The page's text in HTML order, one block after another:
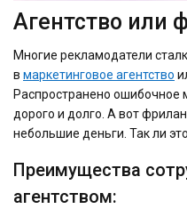
Агентство или
Многие рекламодатели
в маркетинговое агентство
Распространено ошибочное
дорого и долго. А вот
небольшие деньги. Так ли
Преимущества
агентством: